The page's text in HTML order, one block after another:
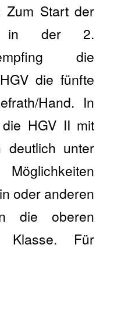
Zum Start der
in der 2.
die
die fünfte
Hand. In
HGV II mit
unter
oder anderen
die oberen
Klasse. Für